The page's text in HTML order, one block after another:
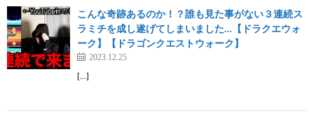
こんな奇跡あるのか！？誰も見た事がない３連続ス
ラミチを成し遂げてしまいました…【ドラクエウォ
ーク】【ドラゴンクエストウォーク】
2023.12.25
[…]